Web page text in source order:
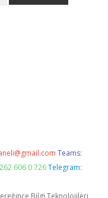
Teams:
606 0 726 Telegram:
Bilgi Teknolojileri